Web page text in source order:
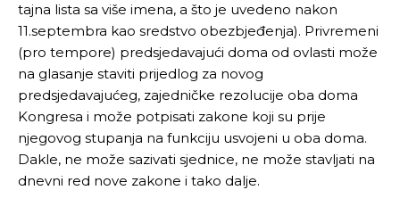
tajna lista sa više imena, a što je uvedeno nakon
11.septembra kao sredstvo obezbjeđenja). Privremeni
(pro tempore) predsjedavajući doma od ovlasti može
na glasanje staviti prijedlog za novog
predsjedavajućeg, zajedničke rezolucije oba doma
Kongresa i može potpisati zakone koji su prije
njegovog stupanja na funkciju usvojeni u oba doma.
Dakle, ne može sazivati sjednice, ne može stavljati na
dnevni red nove zakone i tako dalje.